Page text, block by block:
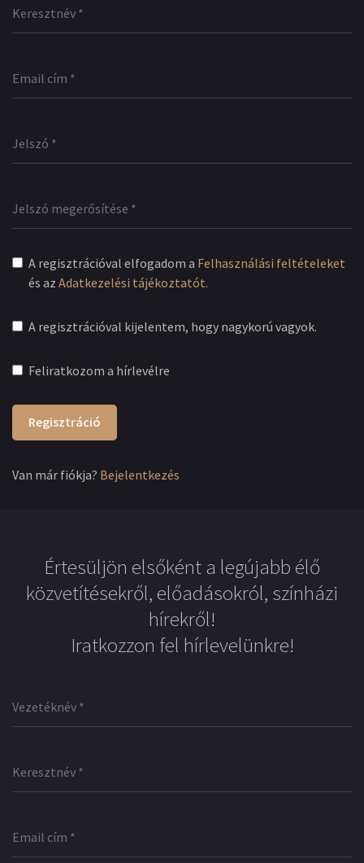
A regisztrációval elfogadom a Felhasználási feltételeket
és az Adatkezelési tájékoztatót.
A regisztrációval kijelentem, hogy nagykorú vagyok.
Feliratkozom a hírlevélre
Regisztráció
Van már fiókja? Bejelentkezés
Értesüljön elsőként a legújabb élő
közvetítésekről, előadásokról, színházi
hírekről!
Iratkozzon fel hírlevelünkre!